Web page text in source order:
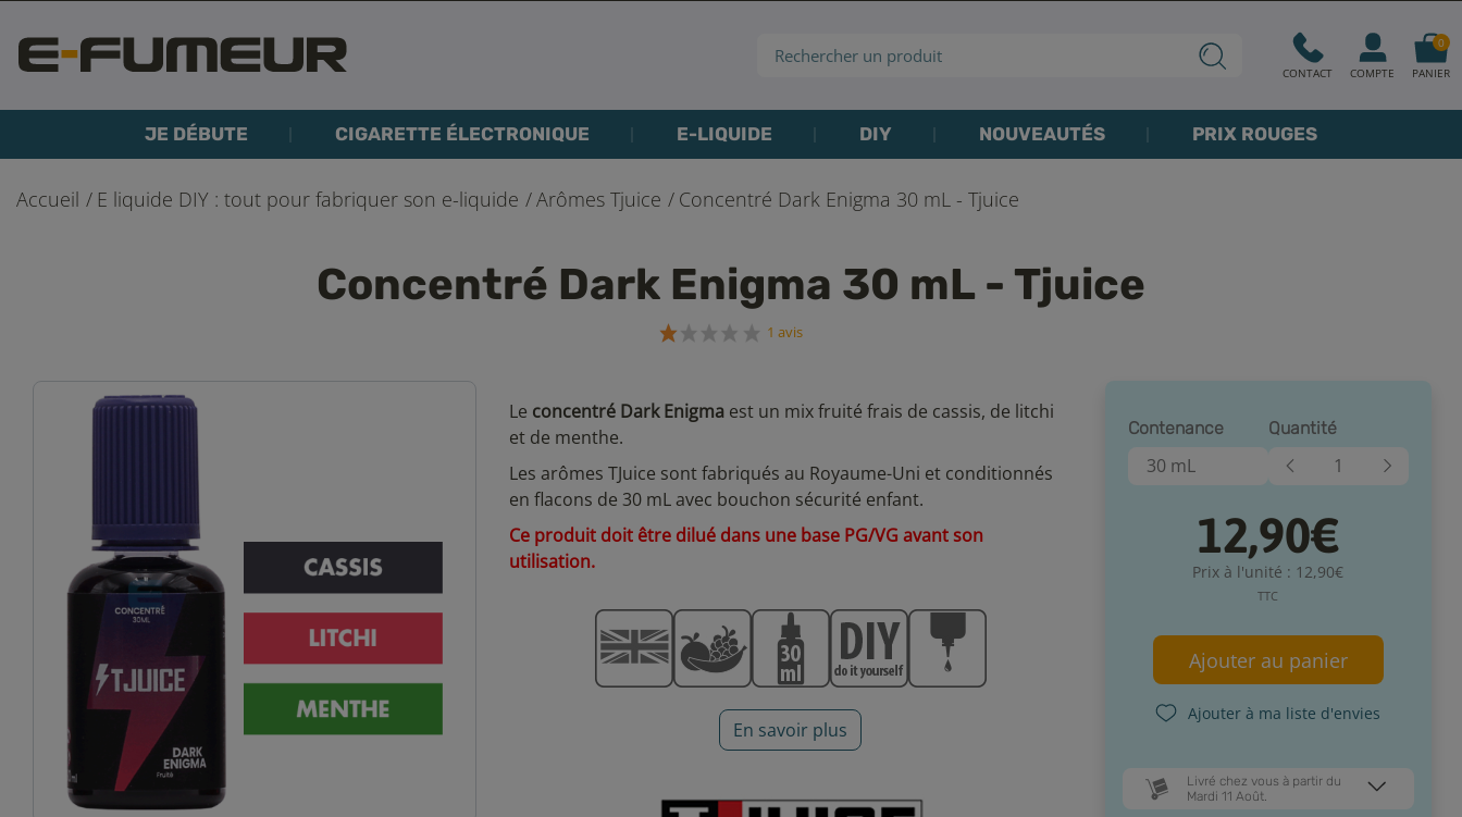
CONTACT COMPTE PANIER
0
JE DÉBUTE CIGARETTE ÉLECTRONIQUE E-LIQUIDE DIY NOUVEAUTÉS PRIX ROUGES
Accueil E liquide DIY : tout pour fabriquer son e-liquide Arômes Tjuice Concentré Dark Enigma 30 mL - Tjuice
Concentré Dark Enigma 30 mL - Tjuice
1 avis
Le concentré Dark Enigmaest un mix fruité frais de cassis, de litchi
et de menthe.
Les arômes TJuice sont fabriqués au Royaume-Uni et conditionnés
en flacons de 30 mL avec bouchon sécurité enfant.
Ce produit doit être dilué dans une base PG/VG avant son
utilisation.
En savoir plus
Contenance
30 mL
Quantité
12,90€
Prix à l'unité : 12,90€
TTC
Ajouter au panier
Ajouter à ma liste d'envies
Livré chez vous à partir du
Mardi 11 Août.